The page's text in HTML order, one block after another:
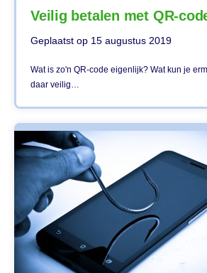
Veilig betalen met QR-
Geplaatst op 15 augustus 2019
Wat is zo'n QR-code eigenlijk? Wat kun je
daar veilig…